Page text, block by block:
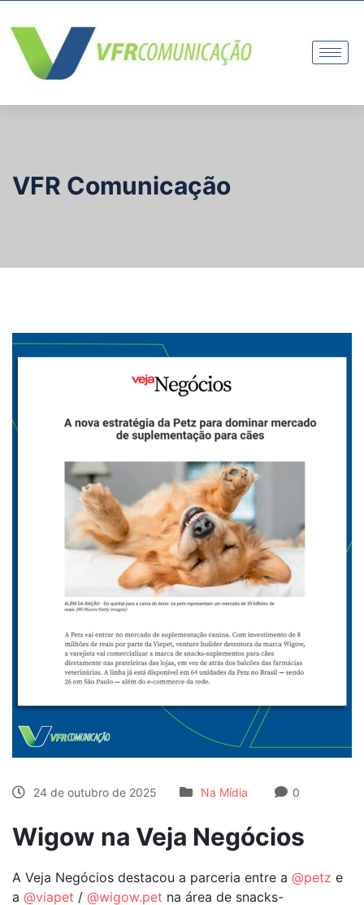
VFR Comunicação
24 de outubro de 2025 Na Mídia 0
Wigow na Veja Negócios
A Veja Negócios destacou a parceria entre a @petz e
a @viapet / @wigow.pet na área de snacks-